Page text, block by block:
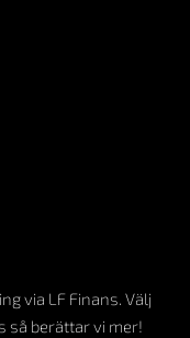
via LF Finans. Välj
så berättar vi mer!